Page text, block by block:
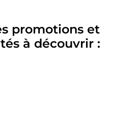
promotions et
à découvrir :